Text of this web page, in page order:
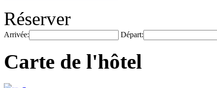
Réserver
Arrivée: Départ:
Carte de l'hôtel